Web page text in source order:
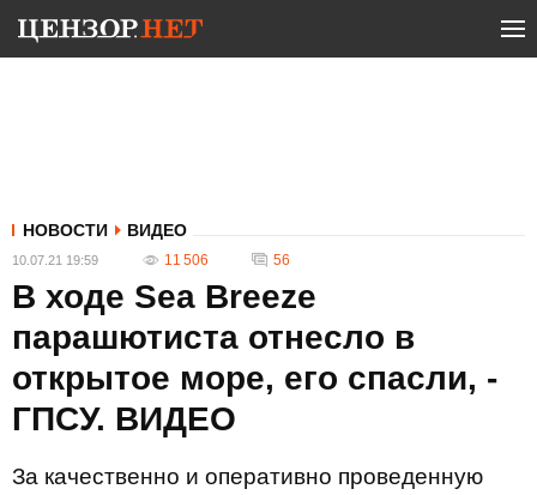
НОВОСТИ ВИДЕО
10.07.21 19:59 11 506 56
В ходе Sea Breeze
парашютиста отнесло в
открытое море, его спасли, -
ГПСУ. ВИДЕО
За качественно и оперативно проведенную